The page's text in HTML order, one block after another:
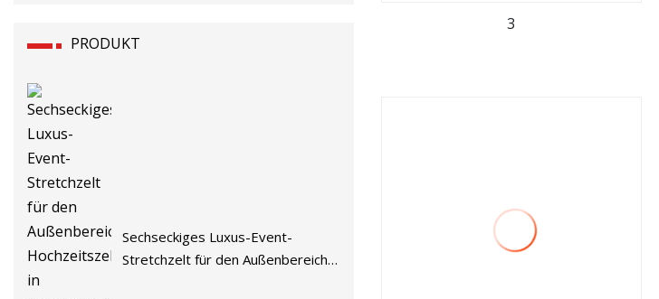
PRODUKT
Sechseckiges Luxus-Event-
Stretchzelt für den Außenbereich,
3